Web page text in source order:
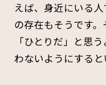
えば、身近にいる
の存在もそうです
「ひとりだ」と思
わないようにすると